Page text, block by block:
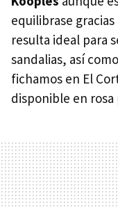
equilibrase
resulta ideal para
sandalias, así
fichamos en El
disponible en rosa